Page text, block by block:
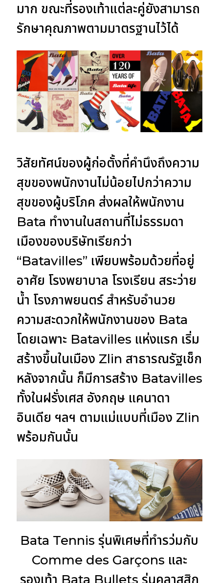
มาก ขณะที่รองเท้าแต่ละคู่ยังสามารถ
รักษาคุณภาพตามมาตรฐานไว้ได้
วิสัยทัศน์ของผู้ก่อตั้งที่คำนึงถึงความ
สุขของพนักงานไม่น้อยไปกว่าความ
สุขของผู้บริโภค ส่งผลให้พนักงาน
Bata ทำงานในสถานที่ไม่ธรรมดา
เมืองของบริษัทเรียกว่า
“Batavilles” เพียบพร้อมด้วยที่อยู่
อาศัย โรงพยาบาล โรงเรียน สระว่าย
น้ำ โรงภาพยนตร์ สำหรับอำนวย
ความสะดวกให้พนักงานของ Bata
โดยเฉพาะ Batavilles แห่งแรก เริ่ม
สร้างขึ้นในเมือง Zlin สาธารณรัฐเช็ก
หลังจากนั้น ก็มีการสร้าง Batavilles
ทั้งในฝรั่งเศส อังกฤษ แคนาดา
อินเดีย ฯลฯ ตามแม่แบบที่เมือง Zlin
พร้อมกันนั้น
Bata Tennis รุ่นพิเศษที่ทำรว่มกับ
Comme des Garçons และ
รองเท้า Bata Bullets รุ่นคลาสสิก